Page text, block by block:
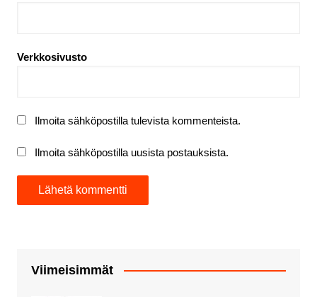
Verkkosivusto
Ilmoita sähköpostilla tulevista kommenteista.
Ilmoita sähköpostilla uusista postauksista.
Viimeisimmät